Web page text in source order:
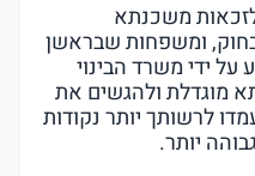
משכנתא
ומשפחות שבראשן
על ידי משרד הבינוי
מוגדלת ולהגשים את
לרשותך יותר נקודות
יותר.